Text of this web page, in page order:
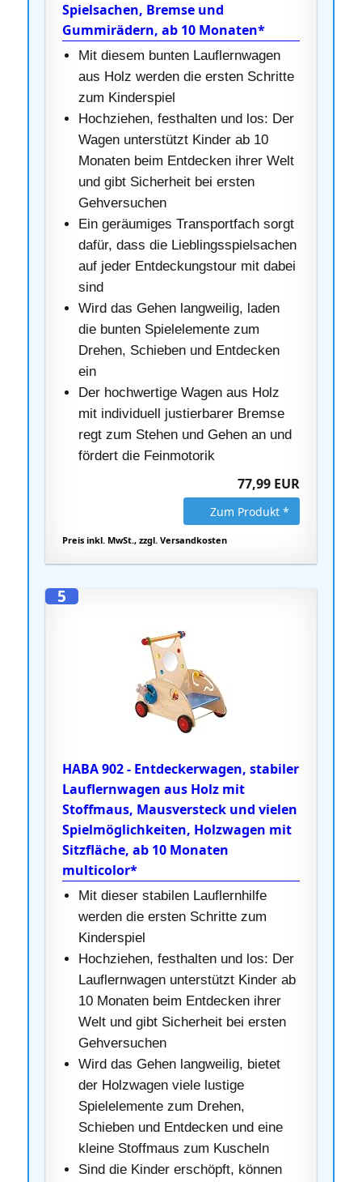
Spielsachen, Bremse und
Gummirädern, ab 10 Monaten*
Mit diesem bunten Lauflernwagen
aus Holz werden die ersten Schritte
zum Kinderspiel
Hochziehen, festhalten und los: Der
Wagen unterstützt Kinder ab 10
Monaten beim Entdecken ihrer Welt
und gibt Sicherheit bei ersten
Gehversuchen
Ein geräumiges Transportfach sorgt
dafür, dass die Lieblingsspielsachen
auf jeder Entdeckungstour mit dabei
sind
Wird das Gehen langweilig, laden
die bunten Spielelemente zum
Drehen, Schieben und Entdecken
ein
Der hochwertige Wagen aus Holz
mit individuell justierbarer Bremse
regt zum Stehen und Gehen an und
fördert die Feinmotorik
77,99 EUR
Zum Produkt *
Preis inkl. MwSt., zzgl. Versandkosten
5
HABA 902 - Entdeckerwagen, stabiler
Lauflernwagen aus Holz mit
Stoffmaus, Mausversteck und vielen
Spielmöglichkeiten, Holzwagen mit
Sitzfläche, ab 10 Monaten
multicolor*
Mit dieser stabilen Lauflernhilfe
werden die ersten Schritte zum
Kinderspiel
Hochziehen, festhalten und los: Der
Lauflernwagen unterstützt Kinder ab
10 Monaten beim Entdecken ihrer
Welt und gibt Sicherheit bei ersten
Gehversuchen
Wird das Gehen langweilig, bietet
der Holzwagen viele lustige
Spielelemente zum Drehen,
Schieben und Entdecken und eine
kleine Stoffmaus zum Kuscheln
Sind die Kinder erschöpft, können